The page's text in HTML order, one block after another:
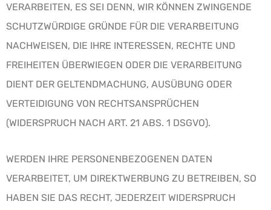
VERARBEITEN, ES SEI DENN, WIR KÖNNEN ZWINGENDE
SCHUTZWÜRDIGE GRÜNDE FÜR DIE VERARBEITUNG
NACHWEISEN, DIE IHRE INTERESSEN, RECHTE UND
FREIHEITEN ÜBERWIEGEN ODER DIE VERARBEITUNG
DIENT DER GELTENDMACHUNG, AUSÜBUNG ODER
VERTEIDIGUNG VON RECHTSANSPRÜCHEN
(WIDERSPRUCH NACH ART. 21 ABS. 1 DSGVO).
WERDEN IHRE PERSONENBEZOGENEN DATEN
VERARBEITET, UM DIREKTWERBUNG ZU BETREIBEN, SO
HABEN SIE DAS RECHT, JEDERZEIT WIDERSPRUCH